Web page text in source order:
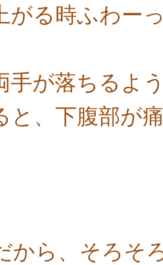
がる時ふわー
手が落ちるよ
と、下腹部が
から、そろそ